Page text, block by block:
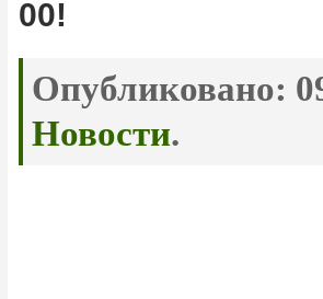
00!
Опубликовано:
Новости.